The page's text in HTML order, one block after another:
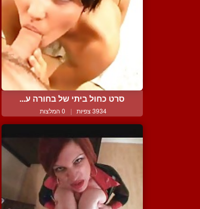
סרט כחול ביתי של בחורה ע...
3934 צפיות | 0 המלצות